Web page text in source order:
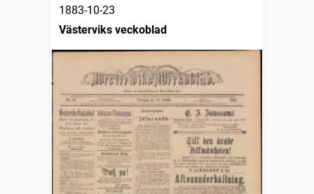
1883-10-23
Västerviks veckoblad